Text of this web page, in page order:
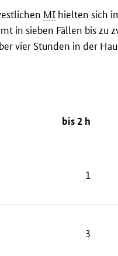
MI hielten sich
in sieben Fällen bis zu
vier Stunden in der
bis 2 h
1
3